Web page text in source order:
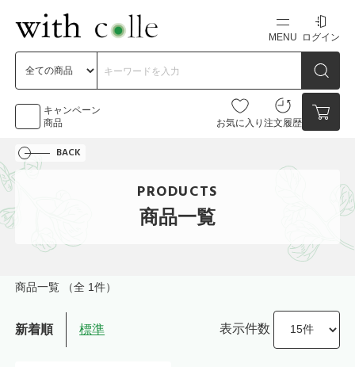
MENU
新規会員登録
ログイン
キャンペーン
商品
お気に入り 注文履歴
0点
BACK
PRODUCTS
商品一覧
商品一覧 （全 1件）
新着順 標準 表示件数